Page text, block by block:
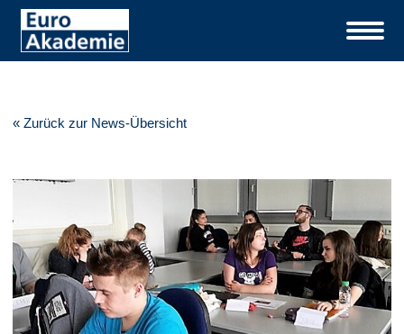
« Zurück zur News-Übersicht